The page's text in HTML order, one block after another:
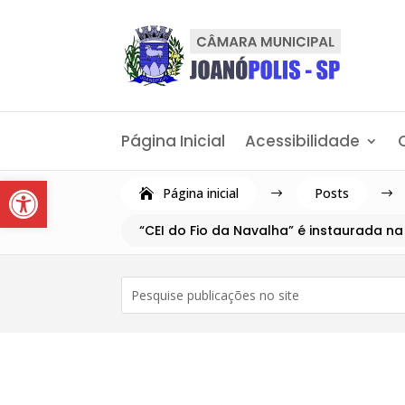
Abrir a barra de ferramentas
Página Inicial Acessibilidade
Página inicial $ Posts $
“CEI do Fio da Navalha” é instaurada